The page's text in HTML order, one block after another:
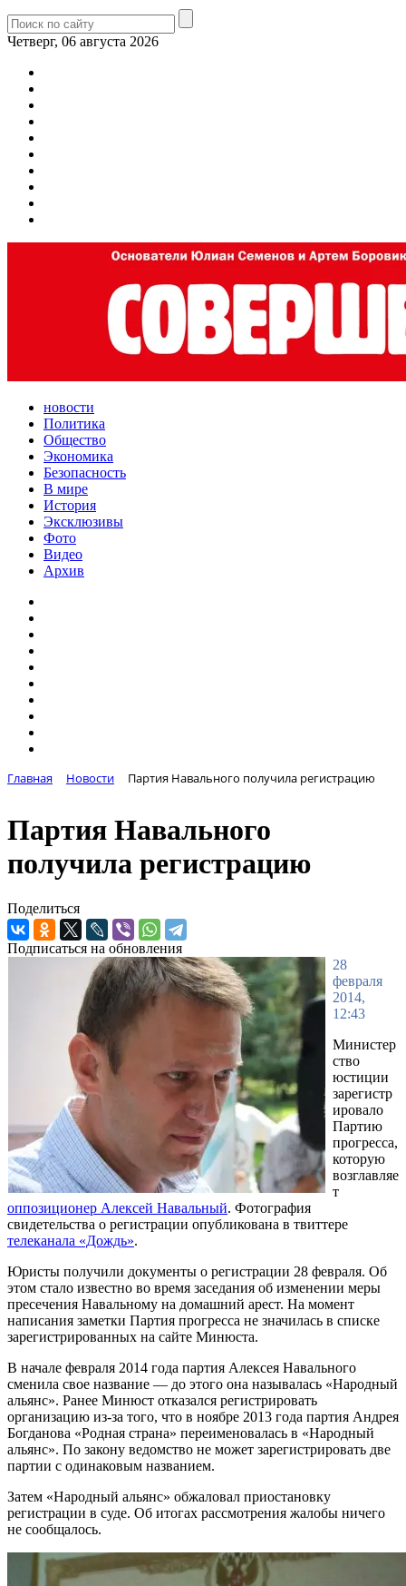
Четверг, 06 августа 2026
новости
Политика
Общество
Экономика
Безопасность
В мире
История
Эксклюзивы
Фото
Видео
Архив
Главная Новости Партия Навального получила регистрацию
Партия Навального
получила регистрацию
Поделиться
Подписаться на обновления
28
февраля
2014,
12:43
Министер
ство
юстиции
зарегистр
ировало
Партию
прогресса,
которую
возглавляе
т
оппозиционер Алексей Навальный. Фотография
свидетельства о регистрации опубликована в твиттере
телеканала «Дождь».
Юристы получили документы о регистрации 28 февраля. Об
этом стало известно во время заседания об изменении меры
пресечения Навальному на домашний арест. На момент
написания заметки Партия прогресса не значилась в списке
зарегистрированных на сайте Минюста.
В начале февраля 2014 года партия Алексея Навального
сменила свое название — до этого она называлась «Народный
альянс». Ранее Минюст отказался регистрировать
организацию из-за того, что в ноябре 2013 года партия Андрея
Богданова «Родная страна» переименовалась в «Народный
альянс». По закону ведомство не может зарегистрировать две
партии с одинаковым названием.
Затем «Народный альянс» обжаловал приостановку
регистрации в суде. Об итогах рассмотрения жалобы ничего
не сообщалось.